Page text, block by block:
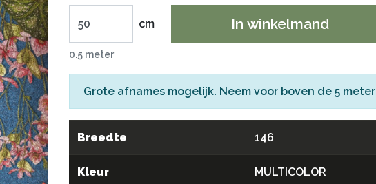
cm In winkelmand
0.5 meter
Grote afnames mogelijk. Neem voor boven de 5 meter
Breedte 146
Kleur MULTICOLOR